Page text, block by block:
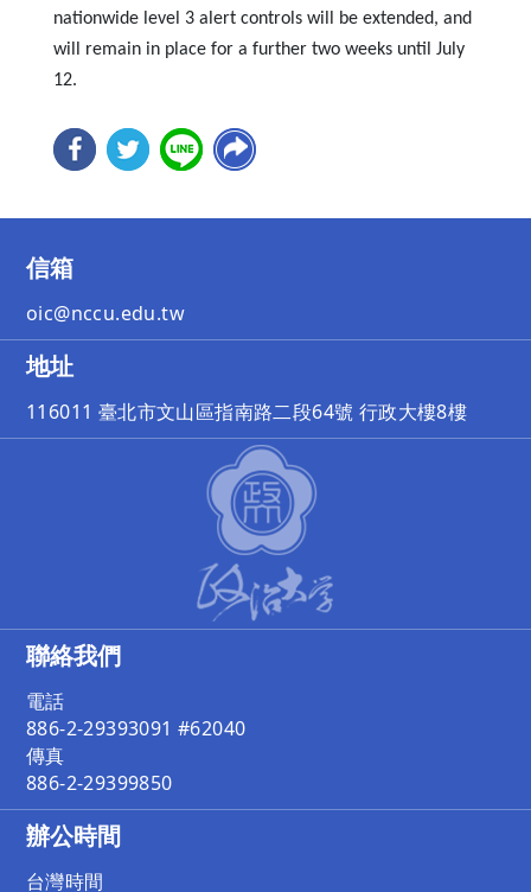
nationwide level 3 alert controls will be extended, and
will remain in place for a further two weeks until July
12.
信箱
oic@nccu.edu.tw
地址
116011 臺北市文山區指南路二段64號 行政大樓8樓
聯絡我們
電話
886-2-29393091 #62040
傳真
886-2-29399850
辦公時間
台灣時間